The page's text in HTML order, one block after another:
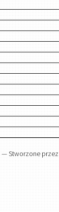
— Stworzone przez